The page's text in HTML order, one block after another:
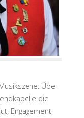
Über
die
Engagement